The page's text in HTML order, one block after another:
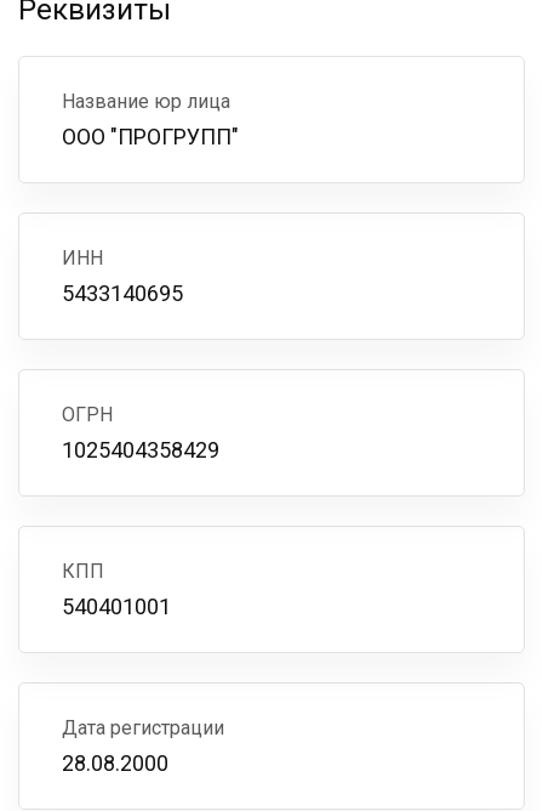
Реквизиты
Название юр лица
ООО "ПРОГРУПП"
ИНН
5433140695
ОГРН
1025404358429
КПП
540401001
Дата регистрации
28.08.2000